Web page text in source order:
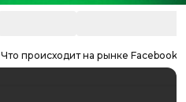
Что происходит на рынке